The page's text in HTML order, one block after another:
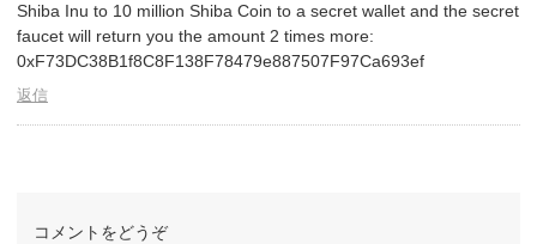
Shiba Inu to 10 million Shiba Coin to a secret wallet and the secret
faucet will return you the amount 2 times more:
0xF73DC38B1f8C8F138F78479e887507F97Ca693ef
返信
コメントをどうぞ